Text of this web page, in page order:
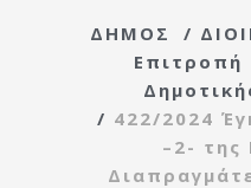
ΔΗΜΟΣ /
Επιτροπή
/ 422/2024
–2- της